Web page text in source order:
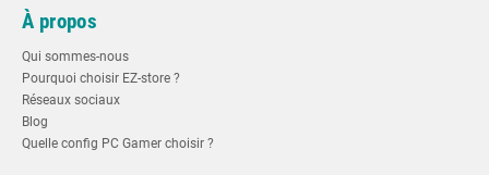
À propos
Qui sommes-nous
Pourquoi choisir EZ-store ?
Réseaux sociaux
Blog
Quelle config PC Gamer choisir ?